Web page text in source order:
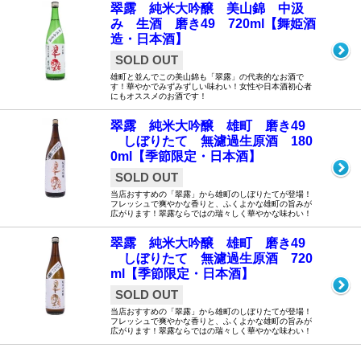
翠露 純米大吟醸 美山錦 中汲
み 生酒 磨き49 720ml【舞姫酒
造・日本酒】
SOLD OUT
雄町と並んでこの美山錦も「翠露」の代表的なお酒で
す！華やかでみずみずしい味わい！女性や日本酒初心者
にもオススメのお酒です！
翠露 純米大吟醸 雄町 磨き49
しぼりたて 無濾過生原酒 180
0ml【季節限定・日本酒】
SOLD OUT
当店おすすめの「翠露」から雄町のしぼりたてが登場！
フレッシュで爽やかな香りと、ふくよかな雄町の旨みが
広がります！翠露ならではの瑞々しく華やかな味わい！
翠露 純米大吟醸 雄町 磨き49
しぼりたて 無濾過生原酒 720
ml【季節限定・日本酒】
SOLD OUT
当店おすすめの「翠露」から雄町のしぼりたてが登場！
フレッシュで爽やかな香りと、ふくよかな雄町の旨みが
広がります！翠露ならではの瑞々しく華やかな味わい！